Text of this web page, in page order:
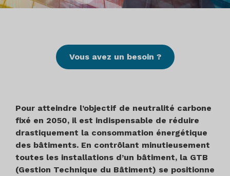
Vous avez un besoin ?
Pour atteindre l’objectif de neutralité carbone
fixé en 2050, il est indispensable de réduire
drastiquement la consommation énergétique
des bâtiments. En contrôlant minutieusement
toutes les installations d’un bâtiment, la GTB
(Gestion Technique du Bâtiment) se positionne